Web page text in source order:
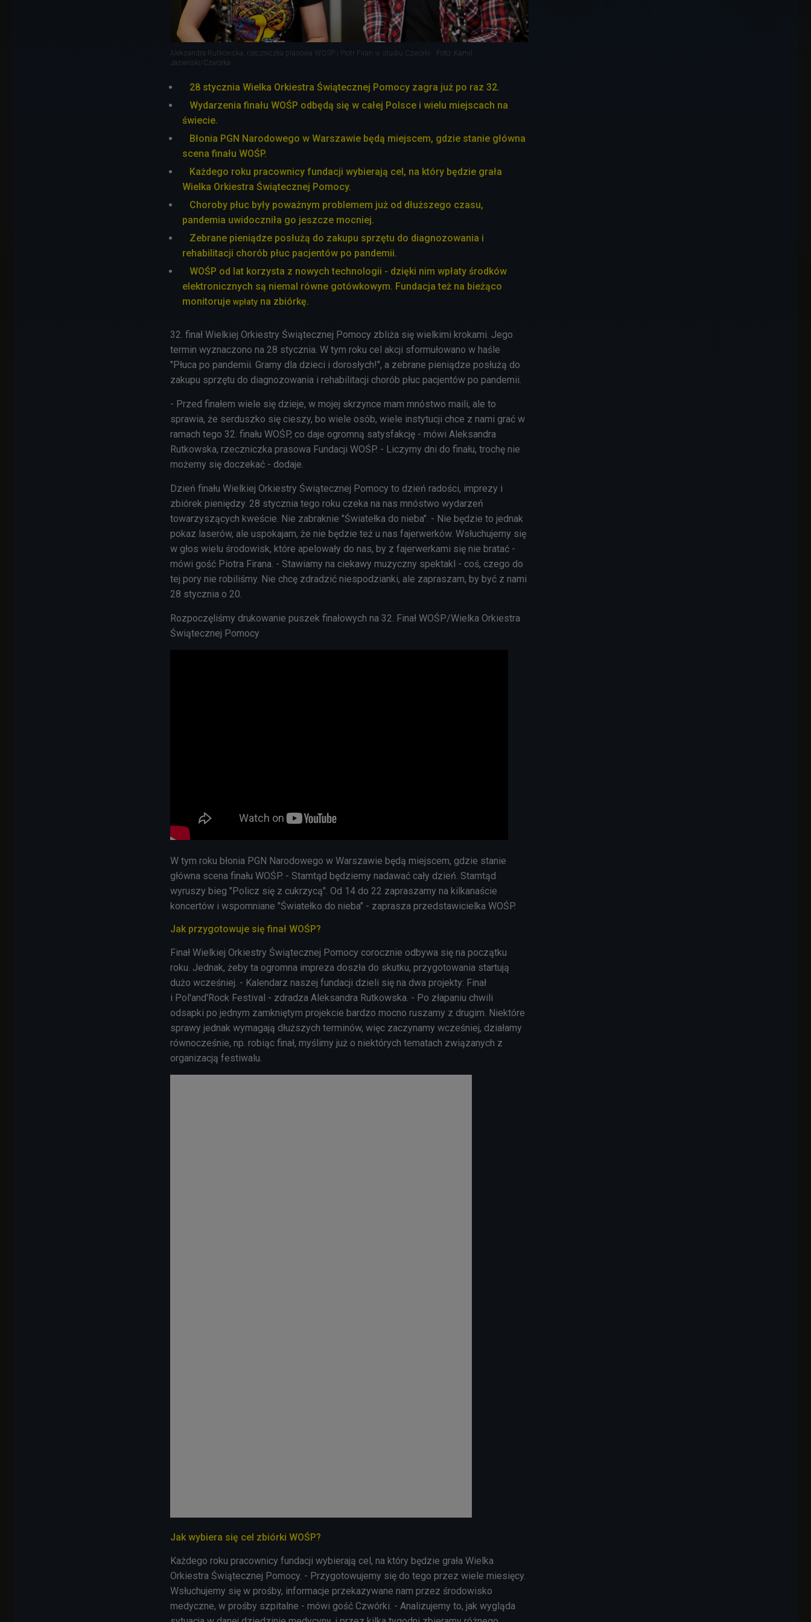
Aleksandra Rutkowska, rzeczniczka prasowa WOŚP i Piotr Firan w studiu Czwórki
Foto: Kamil
Jasieński/Czwórka
28 stycznia Wielka Orkiestra Świątecznej Pomocy zagra już po raz 32.
Wydarzenia finału WOŚP odbędą się w całej Polsce i wielu miejscach na
świecie.
Błonia PGN Narodowego w Warszawie będą miejscem, gdzie stanie główna
scena finału WOŚP.
Każdego roku pracownicy fundacji wybierają cel, na który będzie grała
Wielka Orkiestra Świątecznej Pomocy.
Choroby płuc były poważnym problemem już od dłuższego czasu,
pandemia uwidoczniła go jeszcze mocniej.
Zebrane pieniądze posłużą do zakupu sprzętu do diagnozowania i
rehabilitacji chorób płuc pacjentów po pandemii.
WOŚP od lat korzysta z nowych technologii - dzięki nim wpłaty środków
elektronicznych są niemal równe gotówkowym. Fundacja też na bieżąco
monitoruje wpłaty na zbiórkę.
32. finał Wielkiej Orkiestry Świątecznej Pomocy zbliża się wielkimi krokami. Jego
termin wyznaczono na 28 stycznia. W tym roku cel akcji sformułowano w haśle
"Płuca po pandemii. Gramy dla dzieci i dorosłych!", a zebrane pieniądze posłużą do
zakupu sprzętu do diagnozowania i rehabilitacji chorób płuc pacjentów po pandemii.
- Przed finałem wiele się dzieje, w mojej skrzynce mam mnóstwo maili, ale to
sprawia, że serduszko się cieszy, bo wiele osób, wiele instytucji chce z nami grać w
ramach tego 32. finału WOŚP, co daje ogromną satysfakcję - mówi Aleksandra
Rutkowska, rzeczniczka prasowa Fundacji WOŚP. - Liczymy dni do finału, trochę nie
możemy się doczekać - dodaje.
Dzień finału Wielkiej Orkiestry Świątecznej Pomocy to dzień radości, imprezy i
zbiórek pieniędzy. 28 stycznia tego roku czeka na nas mnóstwo wydarzeń
towarzyszących kweście. Nie zabraknie "Światełka do nieba". - Nie będzie to jednak
pokaz laserów, ale uspokajam, że nie będzie też u nas fajerwerków. Wsłuchujemy się
w głos wielu środowisk, które apelowały do nas, by z fajerwerkami się nie bratać -
mówi gość Piotra Firana. - Stawiamy na ciekawy muzyczny spektakl - coś, czego do
tej pory nie robiliśmy. Nie chcę zdradzić niespodzianki, ale zapraszam, by być z nami
28 stycznia o 20.
Rozpoczęliśmy drukowanie puszek finałowych na 32. Finał WOŚP/Wielka Orkiestra
Świątecznej Pomocy
W tym roku błonia PGN Narodowego w Warszawie będą miejscem, gdzie stanie
główna scena finału WOŚP. - Stamtąd będziemy nadawać cały dzień. Stamtąd
wyruszy bieg "Policz się z cukrzycą". Od 14 do 22 zapraszamy na kilkanaście
koncertów i wspomniane "Światełko do nieba" - zaprasza przedstawicielka WOŚP.
Jak przygotowuje się finał WOŚP?
Finał Wielkiej Orkiestry Świątecznej Pomocy corocznie odbywa się na początku
roku. Jednak, żeby ta ogromna impreza doszła do skutku, przygotowania startują
dużo wcześniej. - Kalendarz naszej fundacji dzieli się na dwa projekty: Finał
i Pol'and'Rock Festival - zdradza Aleksandra Rutkowska. - Po złapaniu chwili
odsapki po jednym zamkniętym projekcie bardzo mocno ruszamy z drugim. Niektóre
sprawy jednak wymagają dłuższych terminów, więc zaczynamy wcześniej, działamy
równocześnie, np. robiąc finał, myślimy już o niektórych tematach związanych z
organizacją festiwalu.
Jak wybiera się cel zbiórki WOŚP?
Każdego roku pracownicy fundacji wybierają cel, na który będzie grała Wielka
Orkiestra Świątecznej Pomocy. - Przygotowujemy się do tego przez wiele miesięcy.
Wsłuchujemy się w prośby, informacje przekazywane nam przez środowisko
medyczne, w prośby szpitalne - mówi gość Czwórki. - Analizujemy to, jak wygląda